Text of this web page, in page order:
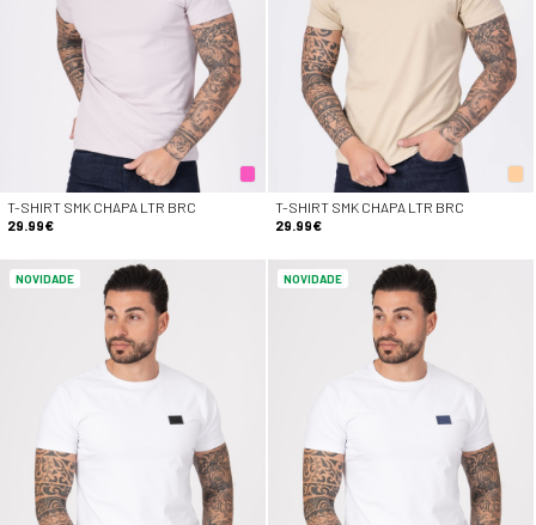
T-SHIRT SMK CHAPA LTR BRC
29.99€
T-SHIRT SMK CHAPA LTR BRC
29.99€
NOVIDADE NOVIDADE